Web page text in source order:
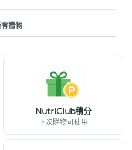
禮物
NutriClub積分
下次購物可使用